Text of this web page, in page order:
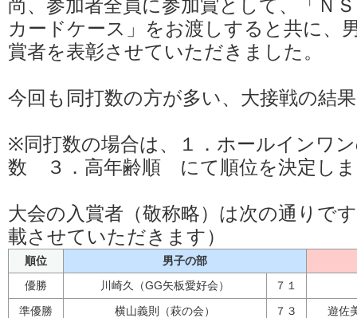
尚、参加者全員に参加賞として、「Ｎ
カードケース」をお渡しすると共に、
賞者を表彰させていただきました。
今回も同打数の方が多い、大接戦の結
※同打数の場合は、１．ホールインワ
数 ３．高年齢順 にて順位を決定し
大会の入賞者（敬称略）は次の通りで
載させていただきます）
順位
男子の部
優勝
川崎久（GG矢板愛好会）
７１
準優勝
横山義則（萩の会） ７３
遊佐